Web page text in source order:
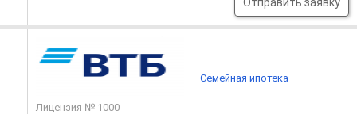
Лицензия № 1000
Семейная ипотека